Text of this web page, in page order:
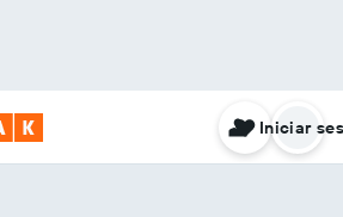
Iniciar